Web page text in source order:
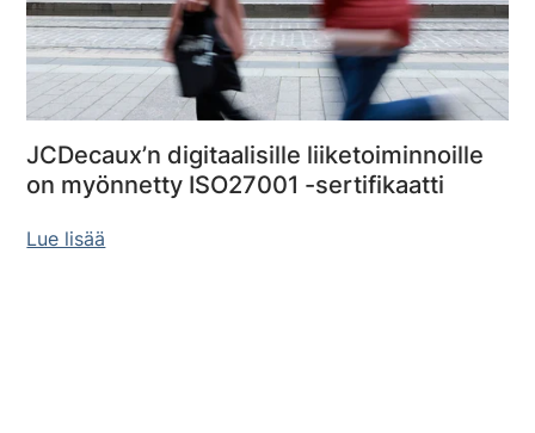
JCDecaux’n digitaalisille liiketoiminnoille
on myönnetty ISO27001 -sertifikaatti
Lue lisää